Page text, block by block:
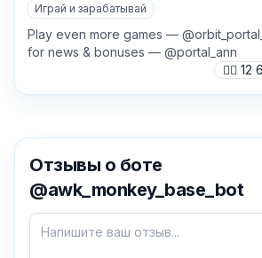
Как добавить бота?
Играй и зарабатывай
Play even more games —
for news & bonuses — @portal_ann
🙍‍♂️ 12
Отзывы о боте
@awk_monkey_base_bot